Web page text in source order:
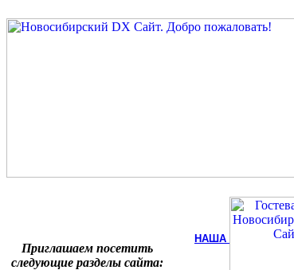
Приглашаем посетить
следующие разделы сайта:
НАША